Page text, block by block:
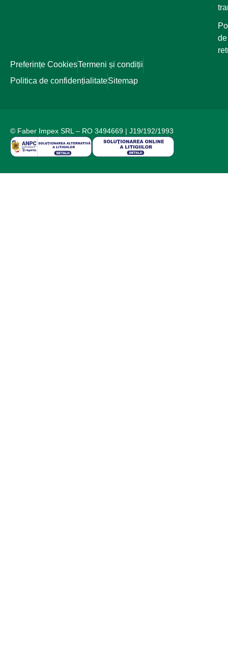
de
Preferințe CookiesTermeni și condiții
Politica de confidențialitateSitemap
© Faber Impex SRL – RO 3494669 | J19/192/1993